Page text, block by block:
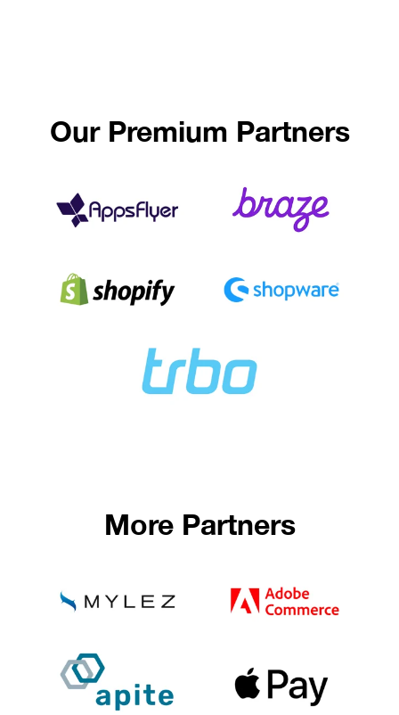
Our Premium Partners
More Partners